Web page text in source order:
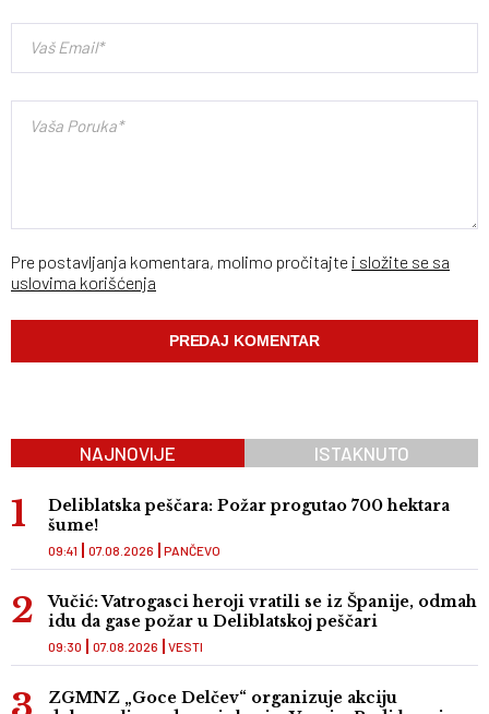
Pre postavljanja komentara, molimo pročitajte i složite se sa
uslovima korišćenja
NAJNOVIJE ISTAKNUTO
Deliblatska peščara: Požar progutao 700 hektara
šume!
PANČEVO
09:41 07.08.2026
Vučić: Vatrogasci heroji vratili se iz Španije, odmah
idu da gase požar u Deliblatskoj peščari
VESTI
09:30 07.08.2026
ZGMNZ „Goce Delčev“ organizuje akciju